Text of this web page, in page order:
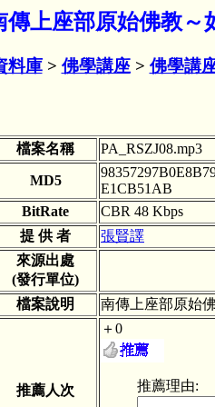
傳上座部原始佛教
料庫> 佛學講座> 佛學講
檔案名稱 PA_RSZJ08.mp3
MD5
E1CB51AB
BitRate
CBR 48 Kbps
提 供 者
張賢譯
來源出處
(發行單位)
檔案說明
南傳上座部原始
推薦人次
＋0
推薦理由: